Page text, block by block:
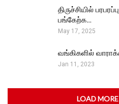
திருச்சியில்
பங்கேற்க…
May 17, 2025
வங்கிகளில்
Jan 11, 2023
LOAD